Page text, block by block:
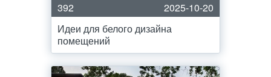
392
2025-10-20
Идеи для белого дизайна
помещений